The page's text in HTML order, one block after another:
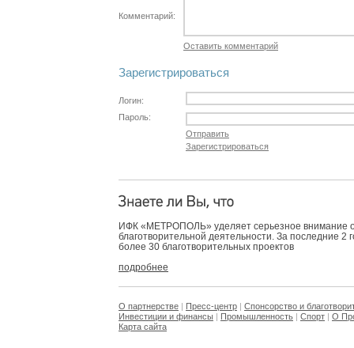
Комментарий:
Оставить комментарий
Зарегистрироваться
Логин:
Пароль:
Отправить
Зарегистрироваться
ИФК «МЕТРОПОЛЬ» уделяет серьезное внимание
благотворительной деятельности. За последние 2
более 30 благотворительных проектов
подробнее
О партнерстве | Пресс-центр | Спонсорство и
Инвестиции и финансы | Промышленность | Спорт | О
Карта сайта